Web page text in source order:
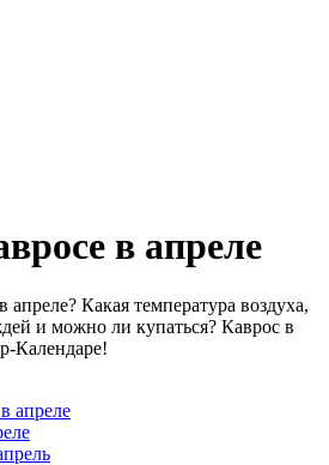
в апреле
Какая температура воздуха,
и можно ли купаться? Каврос в
Календаре!
апреле